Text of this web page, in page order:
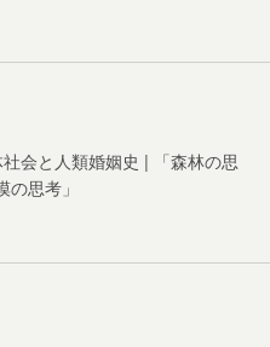
会と人類婚姻史 | 「森林の思
思考」